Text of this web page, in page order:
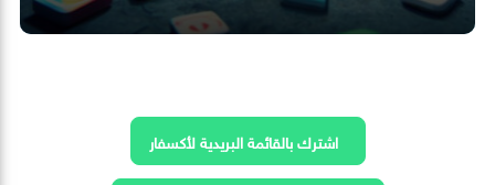
اشترك بالقائمة البريدية لأكسفار